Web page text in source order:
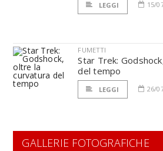
LEGGI 15/
FUMETTI
Star Trek:
del tempo
LEGGI 26/
GALLERIE FOTOGRAFICHE